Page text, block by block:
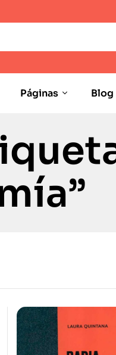
Páginas Blog